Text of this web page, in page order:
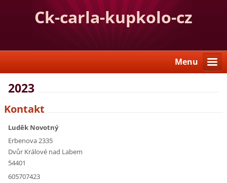
Ck-carla-kupkolo-cz
Menu
2023
Kontakt
Luděk Novotný
Erbenova 2335
Dvůr Králové nad Labem
54401
605707423